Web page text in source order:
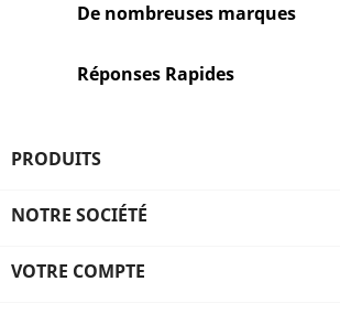
De nombreuses marques
Réponses Rapides
PRODUITS
NOTRE SOCIÉTÉ
VOTRE COMPTE